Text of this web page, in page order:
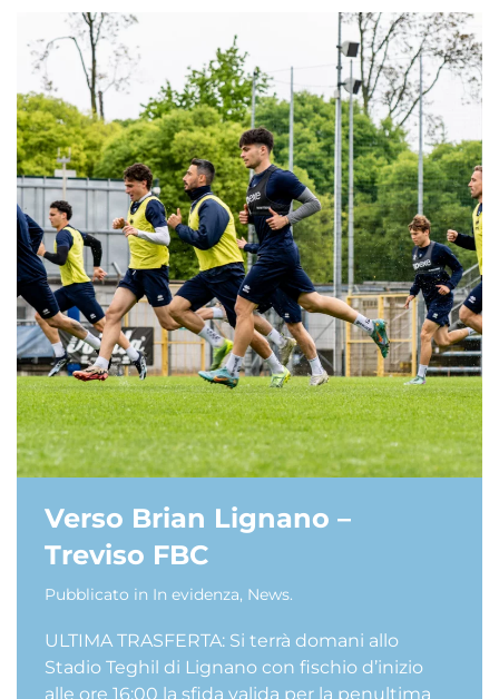
Verso Brian Lignano –
Treviso FBC
Pubblicato in In evidenza, News.
ULTIMA TRASFERTA: Si terrà domani allo
Stadio Teghil di Lignano con fischio d’inizio
alle ore 16:00 la sfida valida per la penultima